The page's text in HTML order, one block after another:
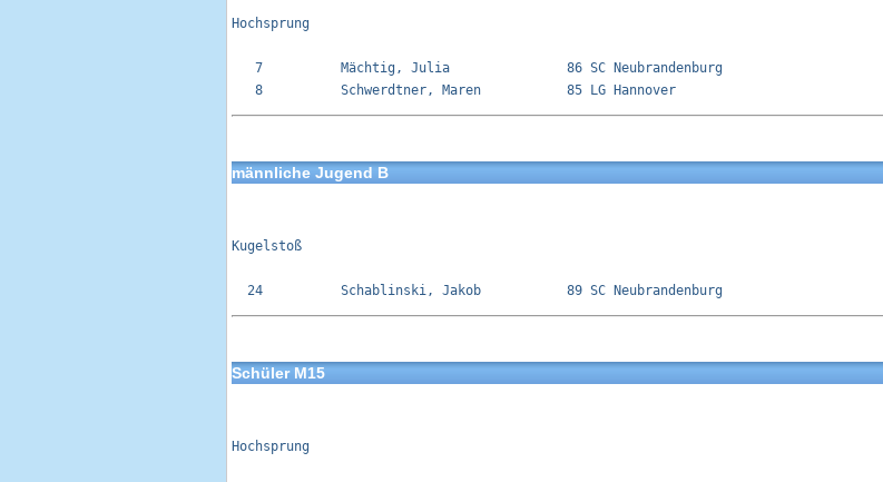
Hochsprung
   7          Mächtig, Julia               86 SC Neubrandenburg
männliche Jugend B
Kugelstoß
Schüler M15
Hochsprung